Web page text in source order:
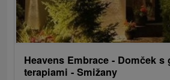
Heavens Embrace - Domček s
terapiami - Smižany